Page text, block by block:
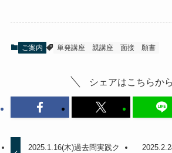
ご案内 単発講座 親講座 面接 願書
シェアはこちらから
2025.1.16(木)過去問実践ク